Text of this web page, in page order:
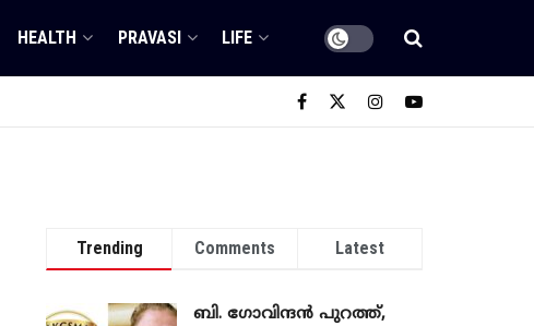
HEALTH PRAVASI LIFE
Trending Comments Latest
ബി. ​ഗോവിന്ദൻ പുറത്ത്,